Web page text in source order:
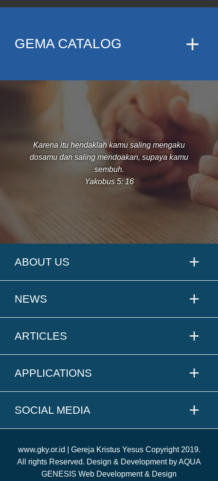
GEMA CATALOG
Karena itu hendaklah kamu saling mengaku
dosamu dan saling mendoakan, supaya kamu
sembuh.
Yakobus 5: 16
ABOUT US
NEWS
ARTICLES
APPLICATIONS
SOCIAL MEDIA
www.gky.or.id | Gereja Kristus Yesus Copyright 2019.
All rights Reserved. Design & Development by AQUA
GENESIS Web Development & Design